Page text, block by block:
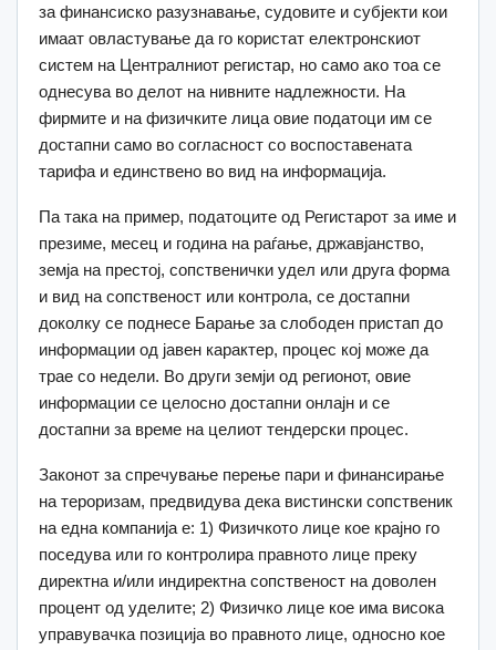
за финансиско разузнавање, судовите и субјекти кои
имаат овластување да го користат електронскиот
систем на Централниот регистар, но само ако тоа се
однесува во делот на нивните надлежности. На
фирмите и на физичките лица овие податоци им се
достапни само во согласност со воспоставената
тарифа и единствено во вид на информација.
Па така на пример, податоците од Регистарот за име и
презиме, месец и година на раѓање, државјанство,
земја на престој, сопственички удел или друга форма
и вид на сопственост или контрола, се достапни
доколку се поднесе Барање за слободен пристап до
информации од јавен карактер, процес кој може да
трае со недели. Во други земји од регионот, овие
информации се целосно достапни онлајн и се
достапни за време на целиот тендерски процес.
Законот за спречување перење пари и финансирање
на тероризам, предвидува дека вистински сопственик
на една компанија е: 1) Физичкото лице кое крајно го
поседува или го контролира правното лице преку
директна и/или индиректна сопственост на доволен
процент од уделите; 2) Физичко лице кое има висока
управувачка позиција во правното лице, односно кое